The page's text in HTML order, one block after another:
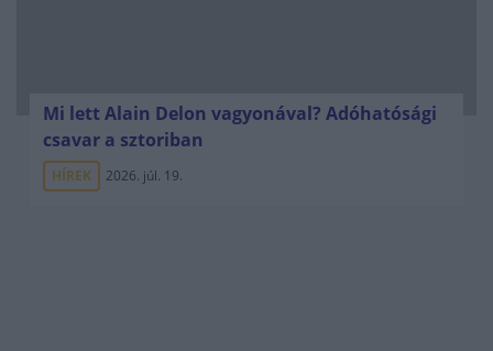
Mi lett Alain Delon vagyonával? Adóhatósági
csavar a sztoriban
HÍREK 2026. júl. 19.